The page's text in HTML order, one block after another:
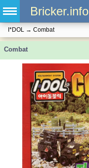
Bricker.info
I*DOL → Combat
Combat